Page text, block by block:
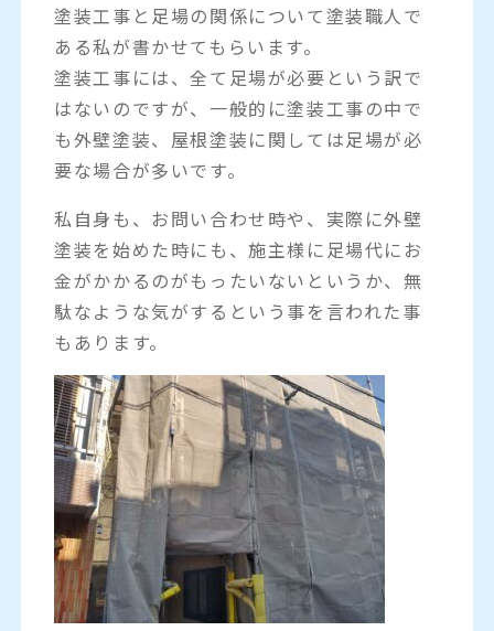
塗装工事と足場の関係について塗装職人で
ある私が書かせてもらいます。
塗装工事には、全て足場が必要という訳で
はないのですが、一般的に塗装工事の中で
も外壁塗装、屋根塗装に関しては足場が必
要な場合が多いです。
私自身も、お問い合わせ時や、実際に外壁
塗装を始めた時にも、施主様に足場代にお
金がかかるのがもったいないというか、無
駄なような気がするという事を言われた事
もあります。